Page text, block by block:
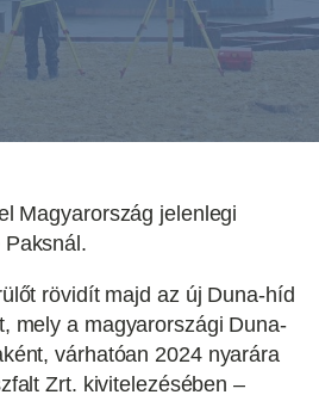
Magyarország jelenlegi
rövidít majd az új Duna-híd
mely a magyarországi Duna-
várhatóan 2024 nyarára
Zrt. kivitelezésében –